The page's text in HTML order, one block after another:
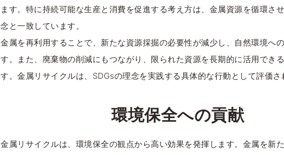
ます。特に持続可能な生産と消費を促進する考え方は、金属資源を循環さ
念と一致しています。
金属を再利用することで、新たな資源採掘の必要性が減少し、自然環境へ
す。また、廃棄物の削減にもつながり、限られた資源を長期的に活用でき
す。金属リサイクルは、SDGsの理念を実践する具体的な行動として評価さ
環境保全への貢献
金属リサイクルは、環境保全の観点から高い効果を発揮します。金属を新た